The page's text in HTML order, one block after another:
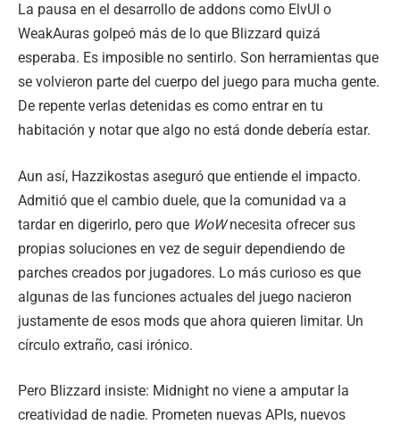
La pausa en el desarrollo de addons como ElvUI o
WeakAuras golpeó más de lo que Blizzard quizá
esperaba. Es imposible no sentirlo. Son herramientas que
se volvieron parte del cuerpo del juego para mucha gente.
De repente verlas detenidas es como entrar en tu
habitación y notar que algo no está donde debería estar.
Aun así, Hazzikostas aseguró que entiende el impacto.
Admitió que el cambio duele, que la comunidad va a
tardar en digerirlo, pero que WoWnecesita ofrecer sus
propias soluciones en vez de seguir dependiendo de
parches creados por jugadores. Lo más curioso es que
algunas de las funciones actuales del juego nacieron
justamente de esos mods que ahora quieren limitar. Un
círculo extraño, casi irónico.
Pero Blizzard insiste: Midnight no viene a amputar la
creatividad de nadie. Prometen nuevas APIs, nuevos